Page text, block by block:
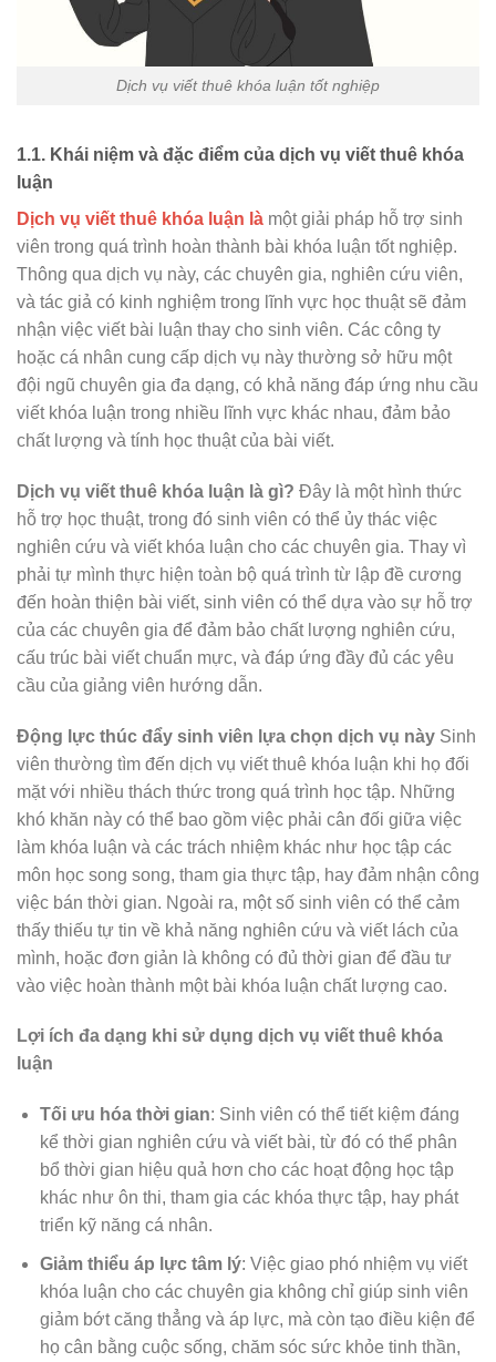
Dịch vụ viết thuê khóa luận tốt nghiệp
1.1. Khái niệm và đặc điểm của dịch vụ viết thuê khóa
luận
Dịch vụ viết thuê khóa luận là một giải pháp hỗ trợ sinh
viên trong quá trình hoàn thành bài khóa luận tốt nghiệp.
Thông qua dịch vụ này, các chuyên gia, nghiên cứu viên,
và tác giả có kinh nghiệm trong lĩnh vực học thuật sẽ đảm
nhận việc viết bài luận thay cho sinh viên. Các công ty
hoặc cá nhân cung cấp dịch vụ này thường sở hữu một
đội ngũ chuyên gia đa dạng, có khả năng đáp ứng nhu cầu
viết khóa luận trong nhiều lĩnh vực khác nhau, đảm bảo
chất lượng và tính học thuật của bài viết.
Dịch vụ viết thuê khóa luận là gì? Đây là một hình thức
hỗ trợ học thuật, trong đó sinh viên có thể ủy thác việc
nghiên cứu và viết khóa luận cho các chuyên gia. Thay vì
phải tự mình thực hiện toàn bộ quá trình từ lập đề cương
đến hoàn thiện bài viết, sinh viên có thể dựa vào sự hỗ trợ
của các chuyên gia để đảm bảo chất lượng nghiên cứu,
cấu trúc bài viết chuẩn mực, và đáp ứng đầy đủ các yêu
cầu của giảng viên hướng dẫn.
Động lực thúc đẩy sinh viên lựa chọn dịch vụ này Sinh
viên thường tìm đến dịch vụ viết thuê khóa luận khi họ đối
mặt với nhiều thách thức trong quá trình học tập. Những
khó khăn này có thể bao gồm việc phải cân đối giữa việc
làm khóa luận và các trách nhiệm khác như học tập các
môn học song song, tham gia thực tập, hay đảm nhận công
việc bán thời gian. Ngoài ra, một số sinh viên có thể cảm
thấy thiếu tự tin về khả năng nghiên cứu và viết lách của
mình, hoặc đơn giản là không có đủ thời gian để đầu tư
vào việc hoàn thành một bài khóa luận chất lượng cao.
Lợi ích đa dạng khi sử dụng dịch vụ viết thuê khóa
luận
Tối ưu hóa thời gian: Sinh viên có thể tiết kiệm đáng
kể thời gian nghiên cứu và viết bài, từ đó có thể phân
bổ thời gian hiệu quả hơn cho các hoạt động học tập
khác như ôn thi, tham gia các khóa thực tập, hay phát
triển kỹ năng cá nhân.
Giảm thiểu áp lực tâm lý: Việc giao phó nhiệm vụ viết
khóa luận cho các chuyên gia không chỉ giúp sinh viên
giảm bớt căng thẳng và áp lực, mà còn tạo điều kiện để
họ cân bằng cuộc sống, chăm sóc sức khỏe tinh thần,